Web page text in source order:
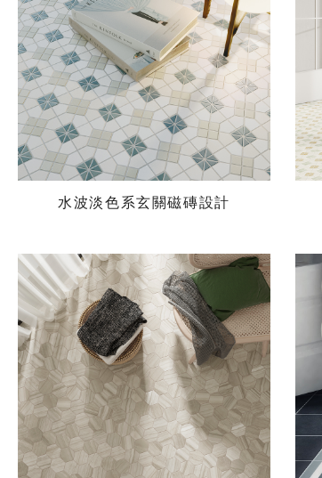
水波淡色系玄關磁磚設計